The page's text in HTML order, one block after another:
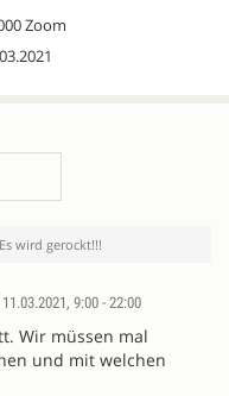
Zoom
wird gerockt!!!
11.03.2021, 9:00 - 22:00
Wir müssen mal
und mit welchen